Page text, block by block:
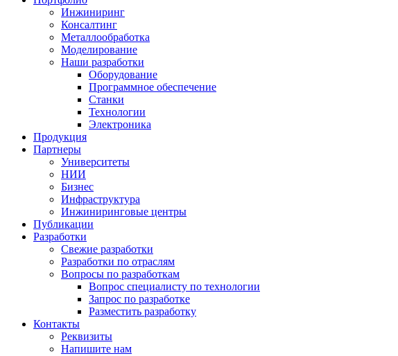
Инжиниринг
Консалтинг
Металлообработка
Моделирование
Наши разработки
Оборудование
Программное обеспечение
Станки
Технологии
Электроника
Продукция
Партнеры
Университеты
НИИ
Бизнес
Инфраструктура
Инжиниринговые центры
Публикации
Разработки
Свежие разработки
Разработки по отраслям
Вопросы по разработкам
Вопрос специалисту по технологии
Запрос по разработке
Разместить разработку
Контакты
Реквизиты
Напишите нам